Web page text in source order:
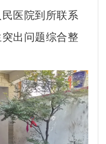
医院到所联系
出问题综合整